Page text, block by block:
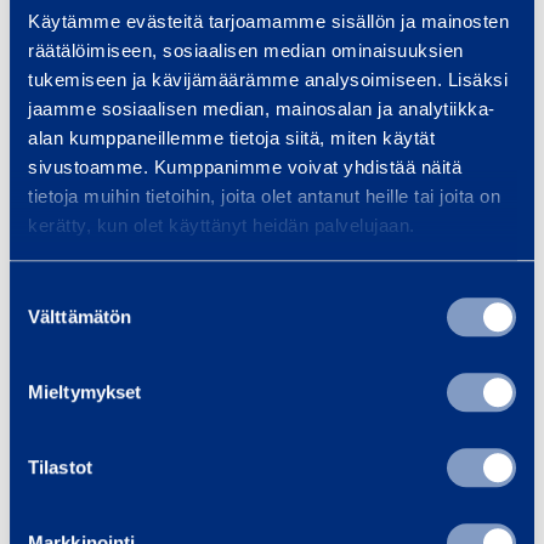
Käytämme evästeitä tarjoamamme sisällön ja mainosten
räätälöimiseen, sosiaalisen median ominaisuuksien
tukemiseen ja kävijämäärämme analysoimiseen. Lisäksi
jaamme sosiaalisen median, mainosalan ja analytiikka-
alan kumppaneillemme tietoja siitä, miten käytät
sivustoamme. Kumppanimme voivat yhdistää näitä
tietoja muihin tietoihin, joita olet antanut heille tai joita on
kerätty, kun olet käyttänyt heidän palvelujaan.
valinta
Välttämätön
Mieltymykset
Tilastot
ä
s
k
u
s
4
Pääkeskus 400A
VOHEK TPK400
23,85 € 23,85 €